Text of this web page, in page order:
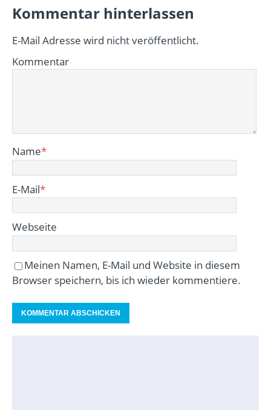
Kommentar hinterlassen
E-Mail Adresse wird nicht veröffentlicht.
Kommentar
Name*
E-Mail*
Webseite
Meinen Namen, E-Mail und Website in diesem
Browser speichern, bis ich wieder kommentiere.